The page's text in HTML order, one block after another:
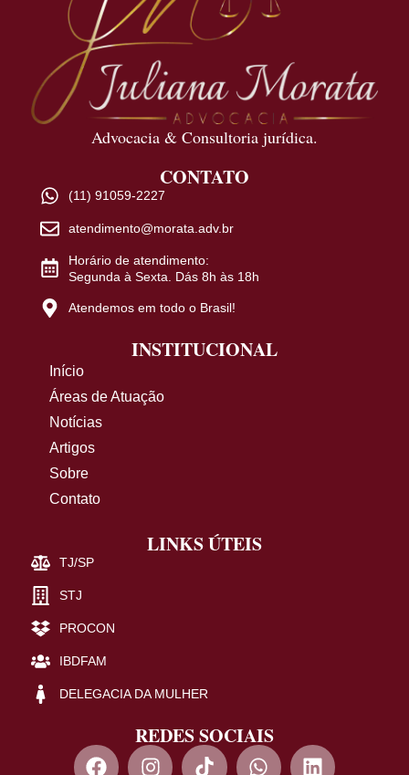
Advocacia & Consultoria jurídica.
CONTATO
(11) 91059-2227
atendimento@morata.adv.br
Horário de atendimento:
Segunda à Sexta. Dás 8h às 18h
Atendemos em todo o Brasil!
INSTITUCIONAL
Início
Áreas de Atuação
Notícias
Artigos
Sobre
Contato
LINKS ÚTEIS
TJ/SP
STJ
PROCON
IBDFAM
DELEGACIA DA MULHER
REDES SOCIAIS